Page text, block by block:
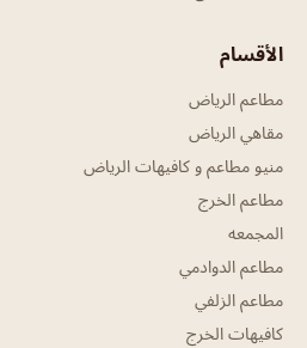
الأقسام
مطاعم الرياض
مقاهي الرياض
منيو مطاعم و كافيهات الرياض
مطاعم الخرج
المجمعه
مطاعم الدوادمي
مطاعم الزلفي
كافيهات الخرج